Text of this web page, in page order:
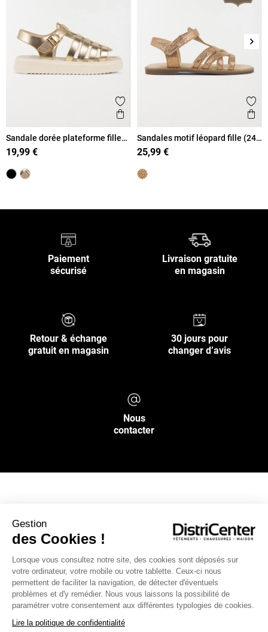
Gestion
des Cookies !
Lorsque vous consultez notre site, des cookies sont déposés sur
votre ordinateur, votre mobile ou votre tablette. Ceux-ci nous
permettent de faciliter la navigation, de détecter d'éventuels
problèmes et d'y remédier. Nous vous laissons la possibilité de
paramétrer votre consentement aux différentes typologies de cookies.
Lire la politique de confidentialité
Ajouter aux favoris
Aperçu rapide
Sandale dorée plateforme fille
(31-36)
19,99 €
Sandales motif léopard fille (24-
30)
25,99 €
Paiement
sécurisé
Livraison gratuite
en magasin
Retour & échange
gratuit en magasin
30 jours pour
changer d’avis
Nous
contacter
INFOS PRATIQUES
L’ENSEIGNE DISTRICENTER
Suivez-nous